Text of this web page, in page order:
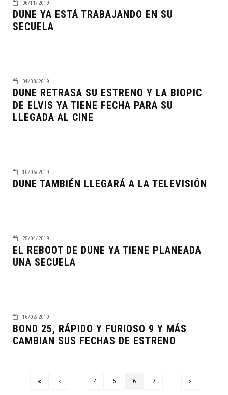
06/11/2019
DUNE YA ESTÁ TRABAJANDO EN SU
SECUELA
04/08/2019
DUNE RETRASA SU ESTRENO Y LA BIOPIC
DE ELVIS YA TIENE FECHA PARA SU
LLEGADA AL CINE
10/06/2019
DUNE TAMBIÉN LLEGARÁ A LA TELEVISIÓN
25/04/2019
EL REBOOT DE DUNE YA TIENE PLANEADA
UNA SECUELA
16/02/2019
BOND 25, RÁPIDO Y FURIOSO 9 Y MÁS
CAMBIAN SUS FECHAS DE ESTRENO
4 5 6 7